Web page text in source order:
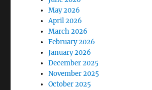
May 2026
April 2026
March 2026
February 2026
January 2026
December 2025
November 2025
October 2025